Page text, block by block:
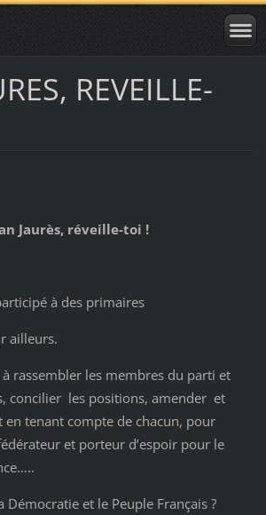
REVEILLE-
Jaurès, réveille-toi !
à des primaires
ailleurs.
rassembler les membres du parti et
concilier les positions, amender et
tenant compte de chacun, pour
et porteur d’espoir pour le
et le Peuple Français ?